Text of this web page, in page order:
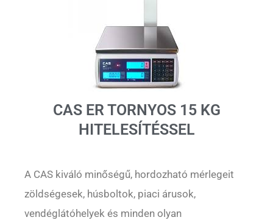
CAS ER TORNYOS 15 KG
HITELESÍTÉSSEL
A CAS kiváló minőségű, hordozható mérlegeit
zöldségesek, húsboltok, piaci árusok,
vendéglátóhelyek és minden olyan